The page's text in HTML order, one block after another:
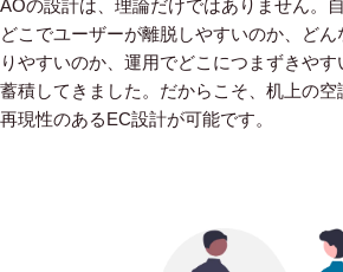
AOの設計は、理論だけではありません。
どこでユーザーが離脱しやすいのか、ど
りやすいのか、運用でどこにつまずきや
蓄積してきました。だからこそ、机上の
再現性のあるEC設計が可能です。